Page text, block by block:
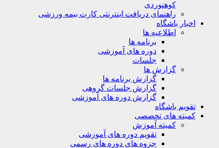
کوهنوردی
راهنمای دریافت اینترنتی کارت بیمه ورزشی
باشگاه
اطلاعیه ها
برنامه ها
دوره های آموزشی
جلسات
گزارش ها
گزارش برنامه ها
گزارش جلسات گروهی
گزارش دوره های آموزشی
باشگاه
های تخصصی
کمیته آموزش
تقویم دوره های آموزشی
جزوه های دوره های رسمی